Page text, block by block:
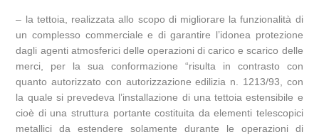
– la tettoia, realizzata allo scopo di migliorare la funzionalità di
un complesso commerciale e di garantire l’idonea protezione
dagli agenti atmosferici delle operazioni di carico e scarico delle
merci, per la sua conformazione “risulta in contrasto con
quanto autorizzato con autorizzazione edilizia n. 1213/93, con
la quale si prevedeva l’installazione di una tettoia estensibile e
cioè di una struttura portante costituita da elementi telescopici
metallici da estendere solamente durante le operazioni di